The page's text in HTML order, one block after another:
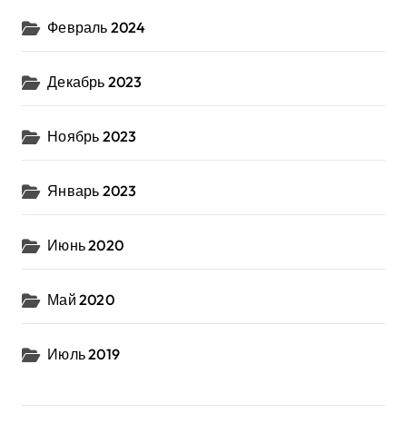
Февраль 2024
Декабрь 2023
Ноябрь 2023
Январь 2023
Июнь 2020
Май 2020
Июль 2019